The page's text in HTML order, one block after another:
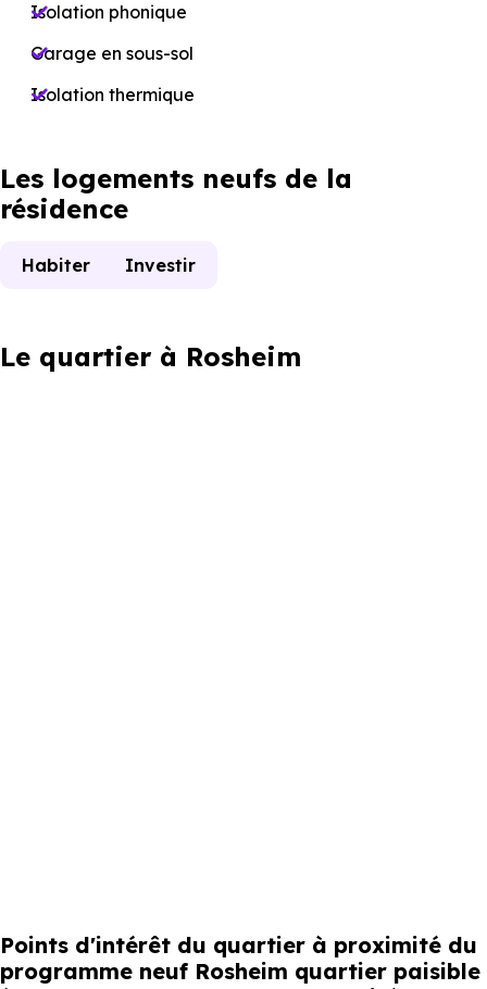
Isolation phonique
Garage en sous-sol
Isolation thermique
Les logements neufs de la
résidence
Habiter Investir
Le quartier à Rosheim
Points d'intérêt du quartier à proximité du
programme neuf Rosheim quartier paisible